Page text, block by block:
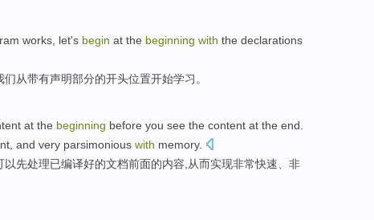
works let's begin at the beginning with the declarations
们从带有声明部分的开头位置开始学习。
at the beginning before you see the content at the end.
and very parsimonious with memory.
以先处理已编译好的文档前面的内容,从而实现非常快速、非